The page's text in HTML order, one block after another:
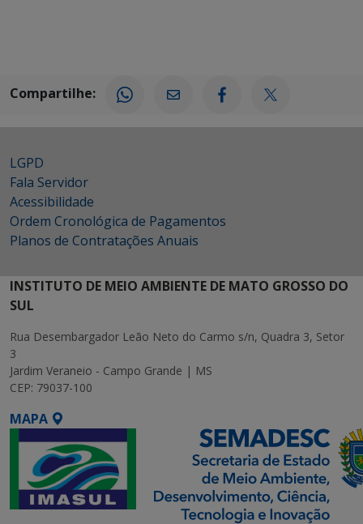
Compartilhe:
LGPD
Fala Servidor
Acessibilidade
Ordem Cronológica de Pagamentos
Planos de Contratações Anuais
INSTITUTO DE MEIO AMBIENTE DE MATO GROSSO DO
SUL
Rua Desembargador Leão Neto do Carmo s/n, Quadra 3, Setor
3
Jardim Veraneio - Campo Grande | MS
CEP: 79037-100
MAPA